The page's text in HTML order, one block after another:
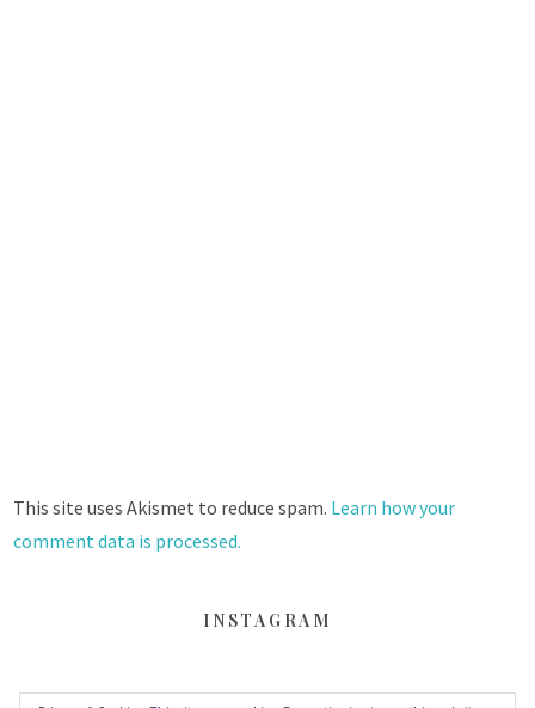
This site uses Akismet to reduce spam. Learn how your
comment data is processed.
INSTAGRAM